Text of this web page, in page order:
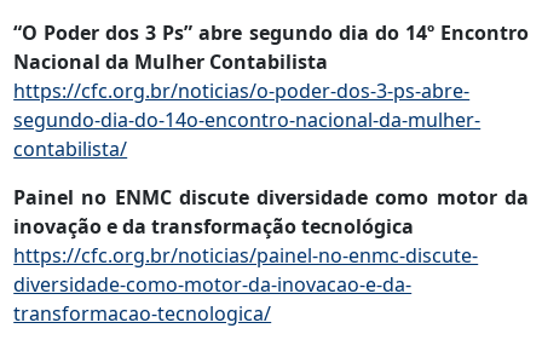
“O Poder dos 3 Ps” abre segundo dia do 14º Encontro
Nacional da Mulher Contabilista
https://cfc.org.br/noticias/o-poder-dos-3-ps-abre-
segundo-dia-do-14o-encontro-nacional-da-mulher-
contabilista/
Painel no ENMC discute diversidade como motor da
inovação e da transformação tecnológica
https://cfc.org.br/noticias/painel-no-enmc-discute-
diversidade-como-motor-da-inovacao-e-da-
transformacao-tecnologica/